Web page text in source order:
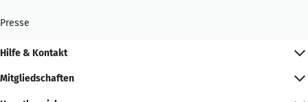
Presse
Hilfe & Kontakt
Mitgliedschaften